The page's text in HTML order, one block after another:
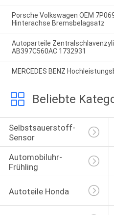
Porsche Volkswagen OEM
Hinterachse Bremsbelagsatz
Autoparteile
AB397C560AC 1732931
MERCEDES BENZ
Beliebte
Selbstsauerstoff-
Sensor
Automobiluhr-
Frühling
Autoteile Honda